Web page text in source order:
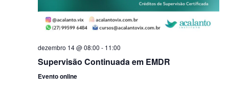
dezembro 14 @ 08:00 - 11:00
Supervisão Continuada em EMDR
Evento online